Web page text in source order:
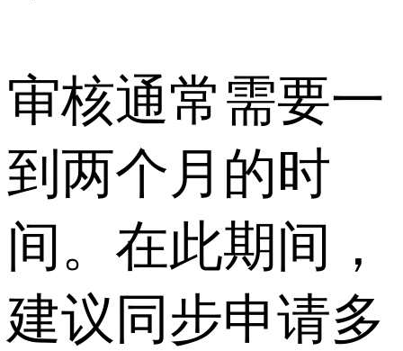
审核通常需要一
到两个月的时
间。在此期间，
建议同步申请多